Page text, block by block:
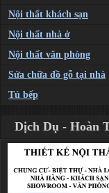
Nội thất khách sạn
Nội thất nhà ở
Nội thất văn phòng
Sửa chữa đồ gỗ tại nhà
Tủ bếp
Dịch Dụ - Hoàn